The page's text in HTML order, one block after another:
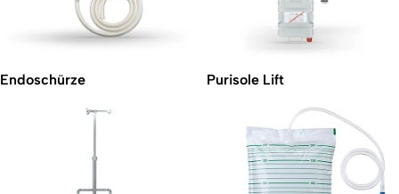
Endoschürze Purisole Lift